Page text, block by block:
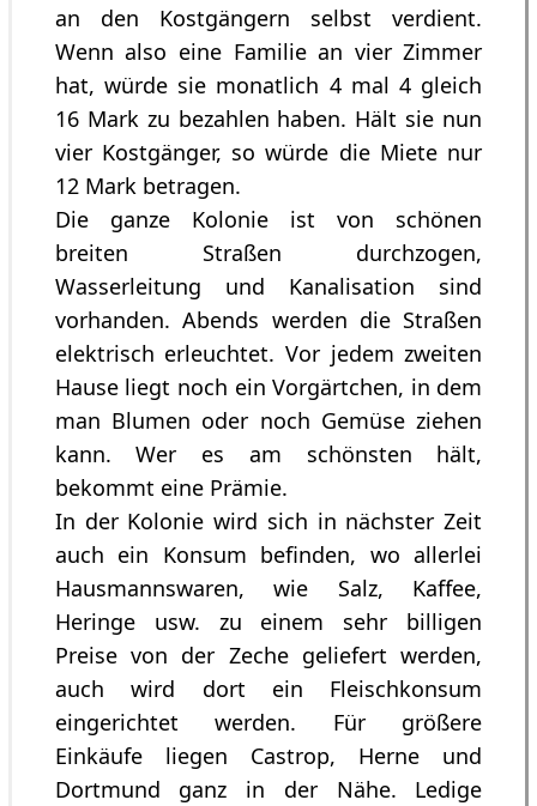
an den Kostgängern selbst verdient.
Wenn also eine Familie an vier Zimmer
hat, würde sie monatlich 4 mal 4 gleich
16 Mark zu bezahlen haben. Hält sie nun
vier Kostgänger, so würde die Miete nur
12 Mark betragen.
Die ganze Kolonie ist von schönen
breiten Straßen durchzogen,
Wasserleitung und Kanalisation sind
vorhanden. Abends werden die Straßen
elektrisch erleuchtet. Vor jedem zweiten
Hause liegt noch ein Vorgärtchen, in dem
man Blumen oder noch Gemüse ziehen
kann. Wer es am schönsten hält,
bekommt eine Prämie.
In der Kolonie wird sich in nächster Zeit
auch ein Konsum befinden, wo allerlei
Hausmannswaren, wie Salz, Kaffee,
Heringe usw. zu einem sehr billigen
Preise von der Zeche geliefert werden,
auch wird dort ein Fleischkonsum
eingerichtet werden. Für größere
Einkäufe liegen Castrop, Herne und
Dortmund ganz in der Nähe. Ledige